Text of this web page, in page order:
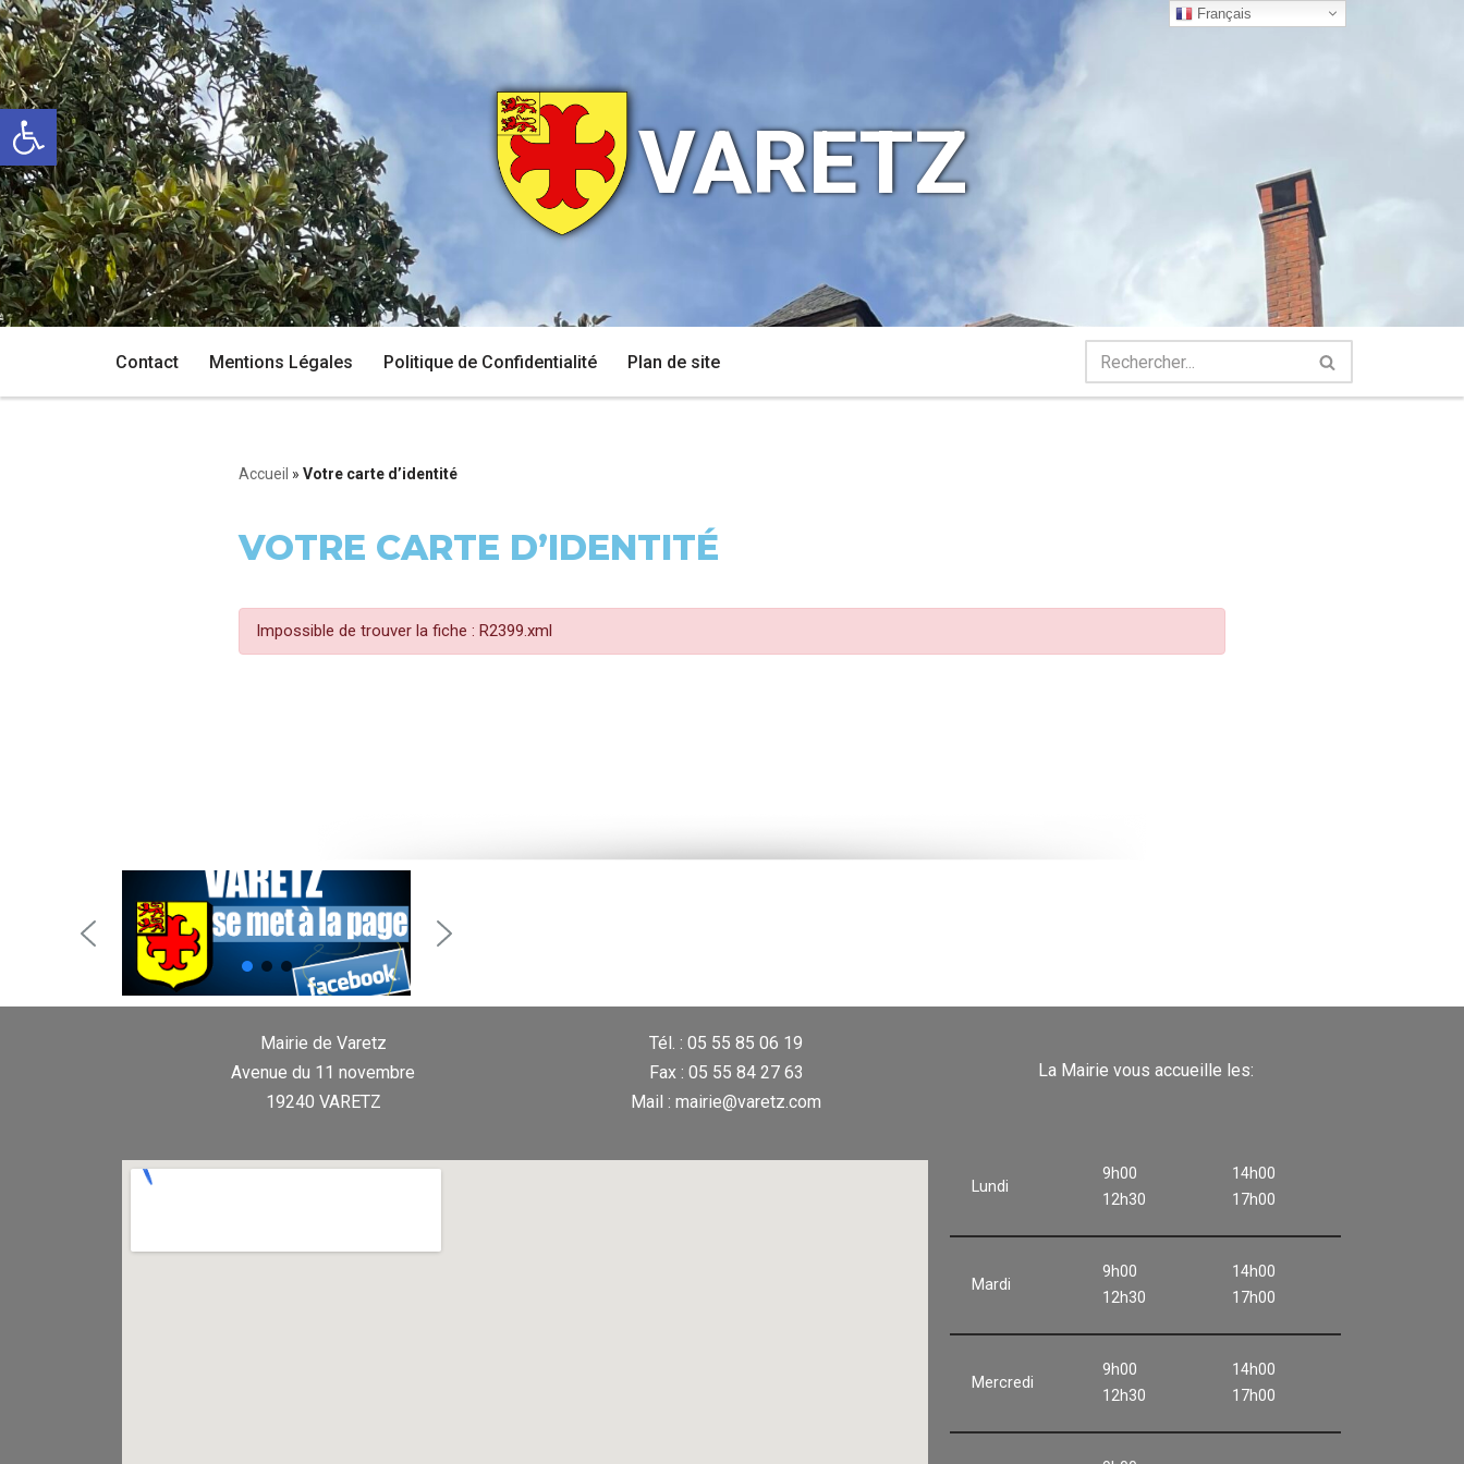
Ouvrir la barre d’outils
Aller
au
contenu
VARETZ
Contact Mentions Légales Politique de Confidentialité Plan de site
Accueil » Votre carte d’identité
VOTRE CARTE D’IDENTITÉ
Impossible de trouver la fiche : R2399.xml
Mairie de Varetz
Avenue du 11 novembre
19240 VARETZ
Tél. : 05 55 85 06 19
Fax : 05 55 84 27 63
Mail : mairie@varetz.com
La Mairie vous accueille les:
Lundi
9h00
12h30
14h00
17h00
Mardi
9h00
12h30
14h00
17h00
Mercredi
9h00
12h30
14h00
17h00
Français